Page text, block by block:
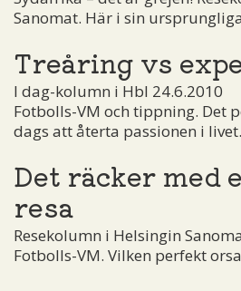
Sanomat. Här i sin
Treåring vs
I dag-kolumn i Hbl 24.6.2010
Fotbolls-VM och tippning. Det
dags att återta passionen i livet.
Det räcker med
resa
Resekolumn i Helsingin
Fotbolls-VM. Vilken perfekt